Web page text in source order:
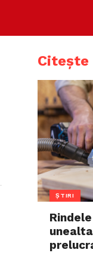
Citește
ȘTIRI